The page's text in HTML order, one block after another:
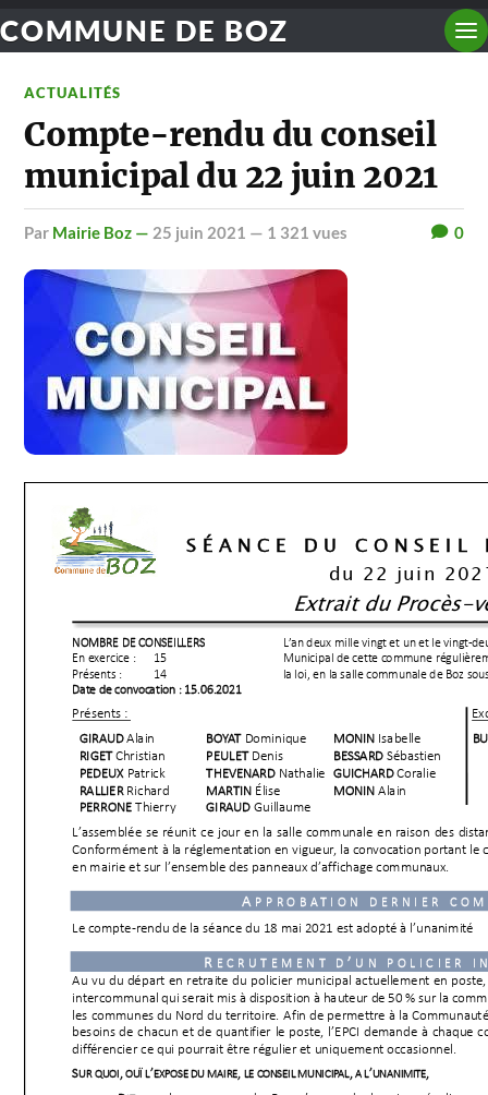
COMMUNE DE BOZ
ACTUALITÉS
Compte-rendu du conseil
municipal du 22 juin 2021
par Mairie Boz — 25 juin 2021 — 1 321 vues 0